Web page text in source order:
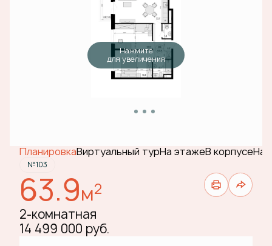
Нажмите
для увеличения
ПланировкаВиртуальный турНа этажеВ корпусеНа
№103
63.9м2
2-комнатная
14 499 000 руб.